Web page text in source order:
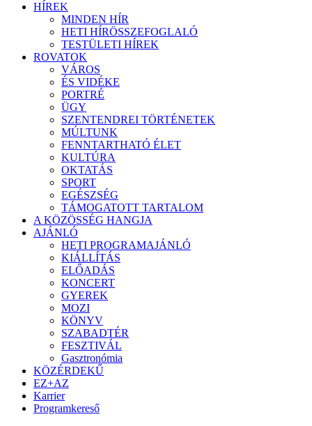
HÍREK
MINDEN HÍR
HETI HÍRÖSSZEFOGLALÓ
TESTÜLETI HÍREK
ROVATOK
VÁROS
ÉS VIDÉKE
PORTRÉ
ÜGY
SZENTENDREI TÖRTÉNETEK
MÚLTUNK
FENNTARTHATÓ ÉLET
KULTÚRA
OKTATÁS
SPORT
EGÉSZSÉG
TÁMOGATOTT TARTALOM
A KÖZÖSSÉG HANGJA
AJÁNLÓ
HETI PROGRAMAJÁNLÓ
KIÁLLÍTÁS
ELŐADÁS
KONCERT
GYEREK
MOZI
KÖNYV
SZABADTÉR
FESZTIVÁL
Gasztronómia
KÖZÉRDEKŰ
EZ+AZ
Karrier
Programkereső